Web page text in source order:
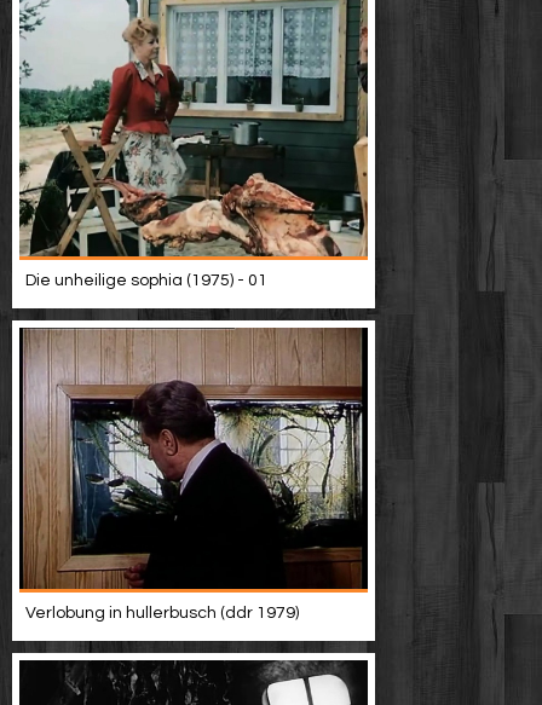
Die unheilige sophia (1975) - 01
Verlobung in hullerbusch (ddr 1979)